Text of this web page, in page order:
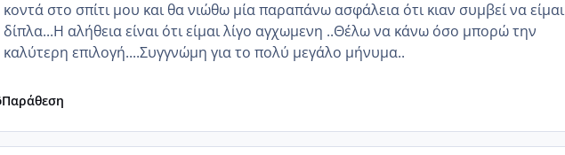
κοντά στο σπίτι μου και θα νιώθω μία παραπάνω ασφάλεια ότι κιαν συμβεί να είμαι
δίπλα...Η αλήθεια είναι ότι είμαι λίγο αγχωμενη ..Θέλω να κάνω όσο μπορώ την
καλύτερη επιλογή....Συγγνώμη για το πολύ μεγάλο μήνυμα..
Παράθεση